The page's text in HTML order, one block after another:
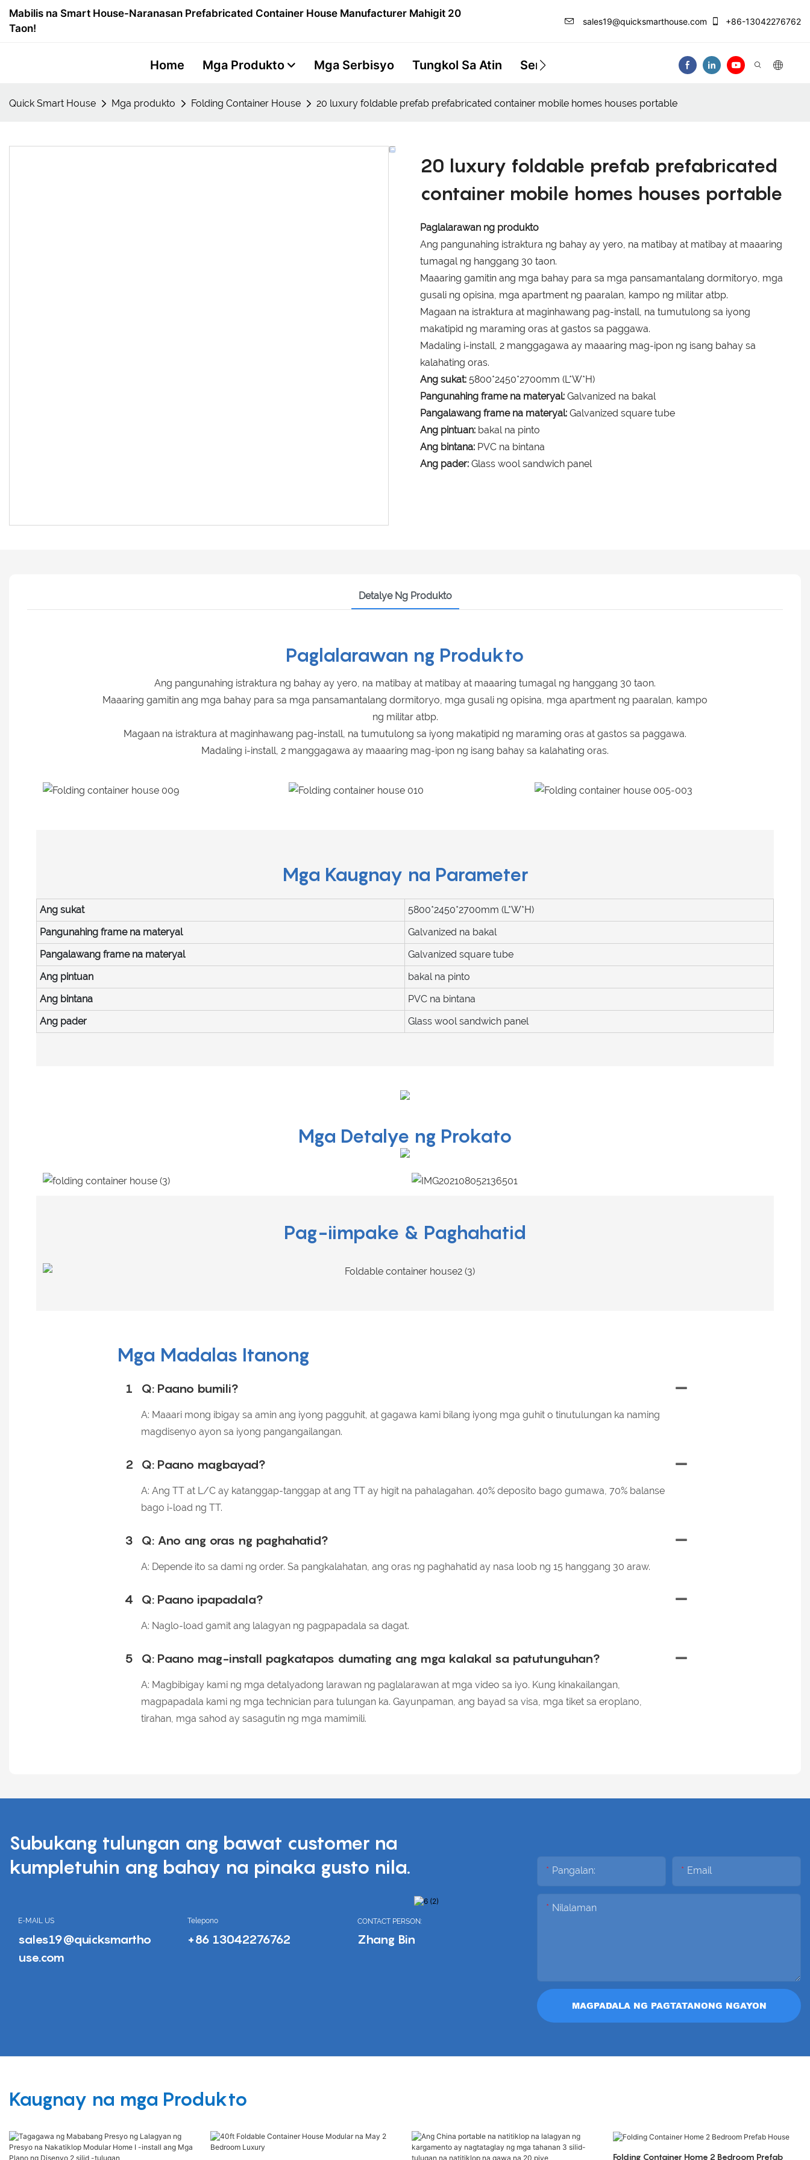
Mabilis na Smart House-Naranasan Prefabricated Container House Manufacturer Mahigit 20
Taon!
sales19@quicksmarthouse.com +86-13042276762
Home Mga Produkto Mga Serbisyo Tungkol Sa Atin Sentro Ng Impormasyon Makipag-Ugnay Sa
Quick Smart House Mga produkto Folding Container House 20 luxury foldable prefab prefabricated container mobile homes houses portable
20 luxury foldable prefab prefabricated
container mobile homes houses portable
Paglalarawan ng produkto
Ang pangunahing istraktura ng bahay ay yero, na matibay at matibay at maaaring
tumagal ng hanggang 30 taon.
Maaaring gamitin ang mga bahay para sa mga pansamantalang dormitoryo, mga
gusali ng opisina, mga apartment ng paaralan, kampo ng militar atbp.
Magaan na istraktura at maginhawang pag-install, na tumutulong sa iyong
makatipid ng maraming oras at gastos sa paggawa.
Madaling i-install, 2 manggagawa ay maaaring mag-ipon ng isang bahay sa
kalahating oras.
Ang sukat: 5800*2450*2700mm (L*W*H)
Pangunahing frame na materyal: Galvanized na bakal
Pangalawang frame na materyal: Galvanized square tube
Ang pintuan: bakal na pinto
Ang bintana: PVC na bintana
Ang pader: Glass wool sandwich panel
Detalye Ng Produkto
Paglalarawan ng Produkto
Ang pangunahing istraktura ng bahay ay yero, na matibay at matibay at maaaring tumagal ng hanggang 30 taon.
Maaaring gamitin ang mga bahay para sa mga pansamantalang dormitoryo, mga gusali ng opisina, mga apartment ng paaralan, kampo
ng militar atbp.
Magaan na istraktura at maginhawang pag-install, na tumutulong sa iyong makatipid ng maraming oras at gastos sa paggawa.
Madaling i-install, 2 manggagawa ay maaaring mag-ipon ng isang bahay sa kalahating oras.
Mga Kaugnay na Parameter
Ang sukat
5800*2450*2700mm (L*W*H)
Pangunahing frame na materyal
Galvanized na bakal
Pangalawang frame na materyal
Galvanized square tube
Ang pintuan
bakal na pinto
Ang bintana
PVC na bintana
Ang pader
Glass wool sandwich panel
Mga Detalye ng Prokato
Pag-iimpake & Paghahatid
Mga Madalas Itanong
1 Q: Paano bumili?
A: Maaari mong ibigay sa amin ang iyong pagguhit, at gagawa kami bilang iyong mga guhit o tinutulungan ka naming
magdisenyo ayon sa iyong pangangailangan.
2 Q: Paano magbayad?
A: Ang TT at L/C ay katanggap-tanggap at ang TT ay higit na pahalagahan. 40% deposito bago gumawa, 70% balanse
bago i-load ng TT.
3 Q: Ano ang oras ng paghahatid?
A: Depende ito sa dami ng order. Sa pangkalahatan, ang oras ng paghahatid ay nasa loob ng 15 hanggang 30 araw.
4 Q: Paano ipapadala?
A: Naglo-load gamit ang lalagyan ng pagpapadala sa dagat.
5 Q: Paano mag-install pagkatapos dumating ang mga kalakal sa patutunguhan?
A: Magbibigay kami ng mga detalyadong larawan ng paglalarawan at mga video sa iyo. Kung kinakailangan,
magpapadala kami ng mga technician para tulungan ka. Gayunpaman, ang bayad sa visa, mga tiket sa eroplano,
tirahan, mga sahod ay sasagutin ng mga mamimili.
Subukang tulungan ang bawat customer na
kumpletuhin ang bahay na pinaka gusto nila.
E-MAIL US
sales19@quicksmartho
use.com
Telepono
+86 13042276762
CONTACT PERSON:
Zhang Bin
Pangalan: Email
Nilalaman
MAGPADALA NG PAGTATANONG NGAYON
Kaugnay na mga Produkto
Folding Container Home 2 Bedroom Prefab